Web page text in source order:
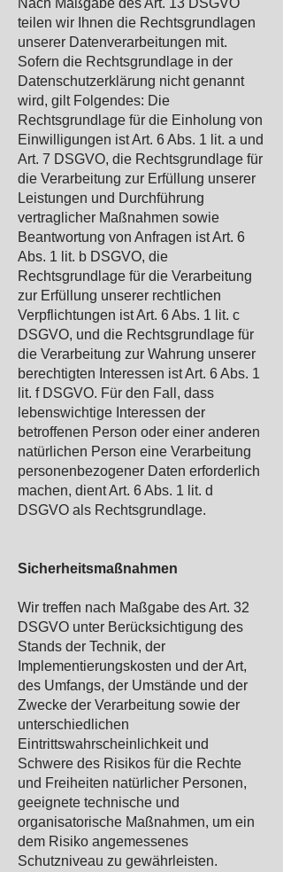
Nach Maßgabe des Art. 13 DSGVO
teilen wir Ihnen die Rechtsgrundlagen
unserer Datenverarbeitungen mit.
Sofern die Rechtsgrundlage in der
Datenschutzerklärung nicht genannt
wird, gilt Folgendes: Die
Rechtsgrundlage für die Einholung von
Einwilligungen ist Art. 6 Abs. 1 lit. a und
Art. 7 DSGVO, die Rechtsgrundlage für
die Verarbeitung zur Erfüllung unserer
Leistungen und Durchführung
vertraglicher Maßnahmen sowie
Beantwortung von Anfragen ist Art. 6
Abs. 1 lit. b DSGVO, die
Rechtsgrundlage für die Verarbeitung
zur Erfüllung unserer rechtlichen
Verpflichtungen ist Art. 6 Abs. 1 lit. c
DSGVO, und die Rechtsgrundlage für
die Verarbeitung zur Wahrung unserer
berechtigten Interessen ist Art. 6 Abs. 1
lit. f DSGVO. Für den Fall, dass
lebenswichtige Interessen der
betroffenen Person oder einer anderen
natürlichen Person eine Verarbeitung
personenbezogener Daten erforderlich
machen, dient Art. 6 Abs. 1 lit. d
DSGVO als Rechtsgrundlage.
Sicherheitsmaßnahmen
Wir treffen nach Maßgabe des Art. 32
DSGVO unter Berücksichtigung des
Stands der Technik, der
Implementierungskosten und der Art,
des Umfangs, der Umstände und der
Zwecke der Verarbeitung sowie der
unterschiedlichen
Eintrittswahrscheinlichkeit und
Schwere des Risikos für die Rechte
und Freiheiten natürlicher Personen,
geeignete technische und
organisatorische Maßnahmen, um ein
dem Risiko angemessenes
Schutzniveau zu gewährleisten.